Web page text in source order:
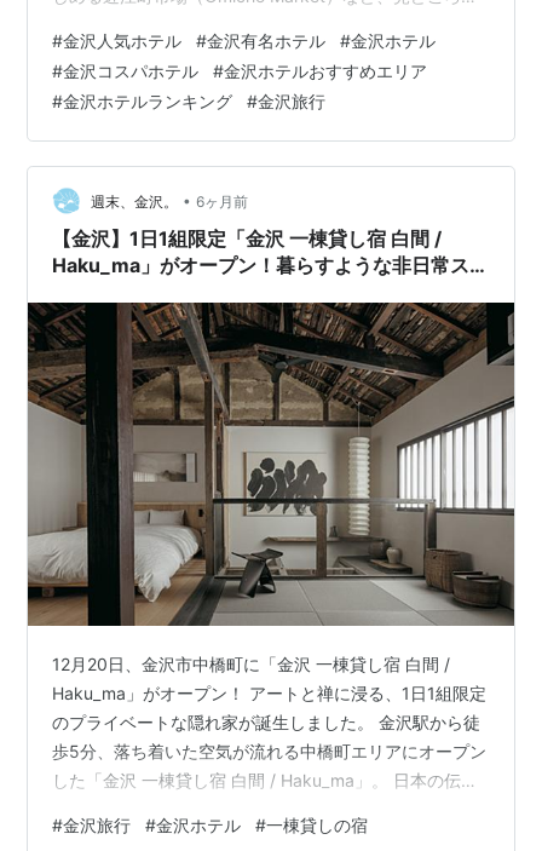
より快適にする、おすすめのホテルを7つご紹介します。
確実な価格保証！ Agoda 最安値で安心予約 Agodaは最
低価格保障制で旅行客が安心して宿を予約できるようサ
ポートします。 そのため、旅行の準備をする際に、多く
の方々がAgodaを通じて最安値で宿…
#金沢人気ホテル #金沢有名ホテル #金沢ホテル
#金沢コスパホテル #金沢ホテルおすすめエリア
#金沢ホテルランキング #金沢旅行
週末、金沢。 • 6ヶ月前
【金沢】1日1組限定「金沢 一棟貸し宿 白間 /
Haku_ma」がオープン！暮らすような非日常ステ
12月20日、金沢市中橋町に「金沢 一棟貸し宿 白間 /
Haku_ma」がオープン！ アートと禅に浸る、1日1組限定
のプライベートな隠れ家が誕生しました。 金沢駅から徒
歩5分、落ち着いた空気が流れる中橋町エリアにオープン
した「金沢 一棟貸し宿 白間 / Haku_ma」。 日本の伝統
ンにフルリノベーションした空間は、静かで洗練された
#金沢旅行 #金沢ホテル #一棟貸しの宿